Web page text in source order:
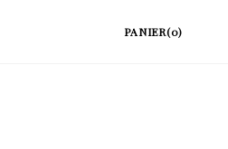
PANIER(0)